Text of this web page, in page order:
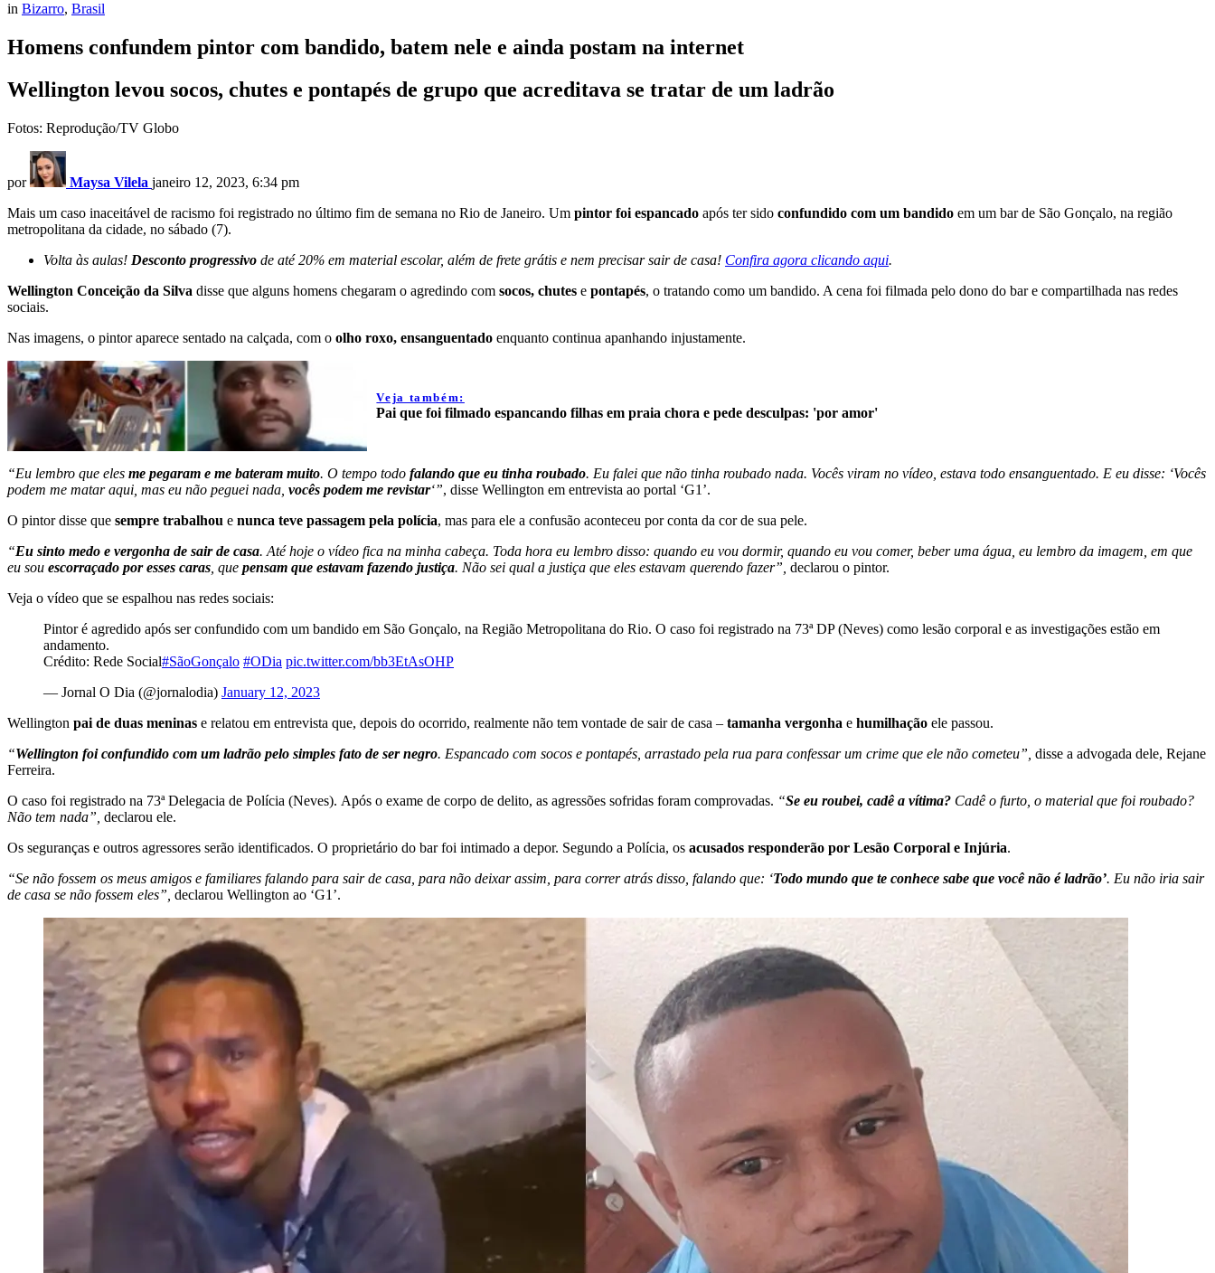
in Bizarro, Brasil
Homens confundem pintor com bandido, batem nele e ainda postam na internet
Wellington levou socos, chutes e pontapés de grupo que acreditava se tratar de um ladrão
Fotos: Reprodução/TV Globo
por Maysa Vilela janeiro 12, 2023, 6:34 pm
Mais um caso inaceitável de racismo foi registrado no último fim de semana no Rio de Janeiro. Um pintor foi espancado após ter sido confundido com um bandido em um bar de São Gonçalo, na região
metropolitana da cidade, no sábado (7).
Volta às aulas! Desconto progressivo de até 20% em material escolar, além de frete grátis e nem precisar sair de casa! Confira agora clicando aqui.
Wellington Conceição da Silva disse que alguns homens chegaram o agredindo com socos, chutes e pontapés, o tratando como um bandido. A cena foi filmada pelo dono do bar e compartilhada nas redes
sociais.
Nas imagens, o pintor aparece sentado na calçada, com o olho roxo, ensanguentado enquanto continua apanhando injustamente.
Veja também:
Pai que foi filmado espancando filhas em praia chora e pede desculpas: 'por amor'
“Eu lembro que eles me pegaram e me bateram muito. O tempo todo falando que eu tinha roubado. Eu falei que não tinha roubado nada. Vocês viram no vídeo, estava todo ensanguentado. E eu disse: ‘Vocês
podem me matar aqui, mas eu não peguei nada, vocês podem me revistar‘”, disse Wellington em entrevista ao portal ‘G1’.
O pintor disse que sempre trabalhou e nunca teve passagem pela polícia, mas para ele a confusão aconteceu por conta da cor de sua pele.
“Eu sinto medo e vergonha de sair de casa. Até hoje o vídeo fica na minha cabeça. Toda hora eu lembro disso: quando eu vou dormir, quando eu vou comer, beber uma água, eu lembro da imagem, em que
eu sou escorraçado por esses caras , que pensam que estavam fazendo justiça. Não sei qual a justiça que eles estavam querendo fazer”, declarou o pintor.
Veja o vídeo que se espalhou nas redes sociais:
Pintor é agredido após ser confundido com um bandido em São Gonçalo, na Região Metropolitana do Rio. O caso foi registrado na 73ª DP (Neves) como lesão corporal e as investigações estão em
andamento.
Crédito: Rede Social#SãoGonçalo #ODia pic.twitter.com/bb3EtAsOHP
— Jornal O Dia (@jornalodia) January 12, 2023
Wellington pai de duas meninas e relatou em entrevista que, depois do ocorrido, realmente não tem vontade de sair de casa – tamanha vergonha e humilhação ele passou.
“Wellington foi confundido com um ladrão pelo simples fato de ser negro. Espancado com socos e pontapés, arrastado pela rua para confessar um crime que ele não cometeu”, disse a advogada dele, Rejane
Ferreira.
O caso foi registrado na 73ª Delegacia de Polícia (Neves). Após o exame de corpo de delito, as agressões sofridas foram comprovadas. “Se eu roubei, cadê a vítima? Cadê o furto, o material que foi roubado?
Não tem nada”, declarou ele.
Os seguranças e outros agressores serão identificados. O proprietário do bar foi intimado a depor. Segundo a Polícia, os acusados responderão por Lesão Corporal e Injúria.
“Se não fossem os meus amigos e familiares falando para sair de casa, para não deixar assim, para correr atrás disso, falando que: ‘Todo mundo que te conhece sabe que você não é ladrão’. Eu não iria sair
de casa se não fossem eles”, declarou Wellington ao ‘G1’.